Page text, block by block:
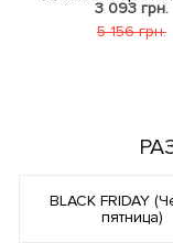
3 093 грн.
5 156 грн.
BLACK FRIDAY
пятница)